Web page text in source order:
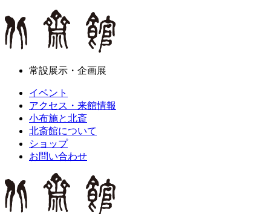
常設展示・企画展
イベント
アクセス・来館情報
小布施と北斎
北斎館について
ショップ
お問い合わせ